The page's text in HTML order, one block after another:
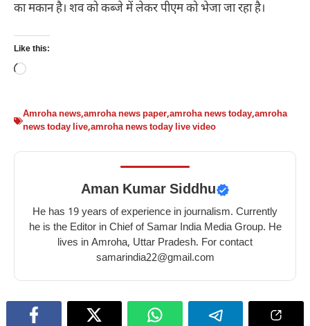
का मकान है। शव को कब्जे में लेकर पीएम को भेजा जा रहा है।
Like this:
Loading…
Amroha news,amroha news paper,amroha news today,amroha
news today live,amroha news today live video
Aman Kumar Siddhu
He has 19 years of experience in journalism. Currently
he is the Editor in Chief of Samar India Media Group. He
lives in Amroha, Uttar Pradesh. For contact
samarindia22@gmail.com